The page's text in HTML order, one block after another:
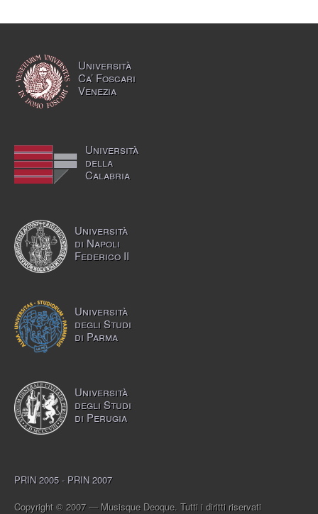
Università
Ca’ Foscari
Venezia
Università
della
Calabria
Università
di Napoli
Federico II
Università
degli Studi
di Parma
Università
degli Studi
di Perugia
PRIN 2005 - PRIN 2007
Copyright © 2007 — Musisque Deoque. Tutti i diritti riservati